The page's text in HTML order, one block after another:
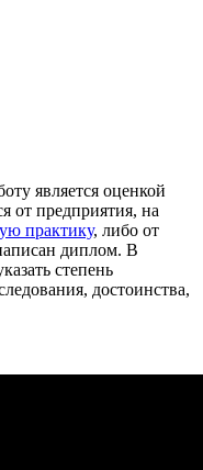
является оценкой
от предприятия, на
практику, либо от
диплом. В
степень
достоинства,